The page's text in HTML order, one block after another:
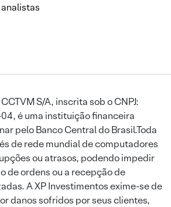
S/A, inscrita sob o CNPJ:
é uma instituição financeira
pelo Banco Central do Brasil.Toda
de rede mundial de computadores
ou atrasos, podendo impedir
de ordens ou a recepção de
A XP Investimentos exime-se de
danos sofridos por seus clientes,